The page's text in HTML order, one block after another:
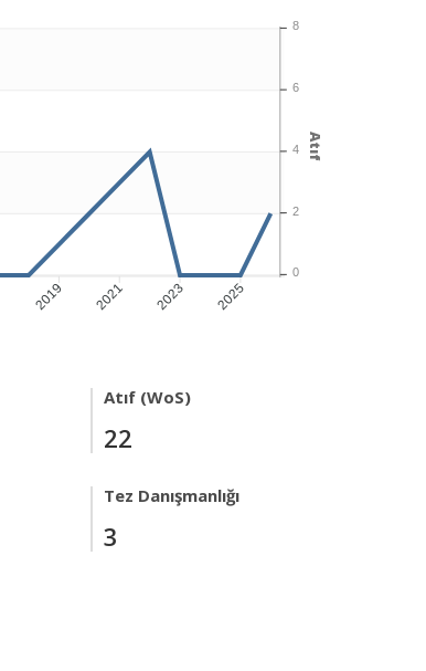
2019 2021 2023 2025
8
6
4
2
0
Atıf
Atıf (WoS)
22
Tez Danışmanlığı
3